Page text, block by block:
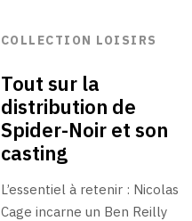
COLLECTION LOISIRS
Tout sur la
distribution de
Spider-Noir et son
casting
L’essentiel à retenir : Nicolas
Cage incarne un Ben Reilly